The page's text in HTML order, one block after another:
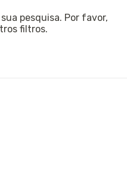
pesquisa. Por favor,
filtros.